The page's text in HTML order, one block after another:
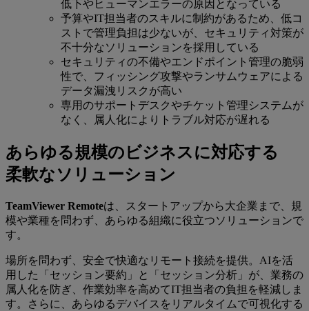
低下やヒューマンエラーの原因となっている
予算やIT担当者のスキルに制約があるため、低コ
ストで管理負担は少ないが、セキュリティ対策が
不十分なソリューションを採用している
セキュリティの不備やエンドポイント管理の脆弱
性で、フィッシング攻撃やランサムウェアによる
データ漏洩リスクが高い
専用のサポートデスクやチケット管理システムが
なく、属人化によりトラブル対応が遅れる
あらゆる規模のビジネスに対応する
柔軟なソリューション
TeamViewer Remoteは、スタートアップから大企業まで、規
模や業種を問わず、あらゆる組織に役立つソリューションで
す。
場所を問わず、安全で快適なリモート接続を提供。AIを活
用した「セッション要約」と「セッション分析」が、業務の
属人化を防ぎ、作業効率を高めてIT担当者の負担を軽減しま
す。さらに、あらゆるデバイスをリアルタイムで可視化する